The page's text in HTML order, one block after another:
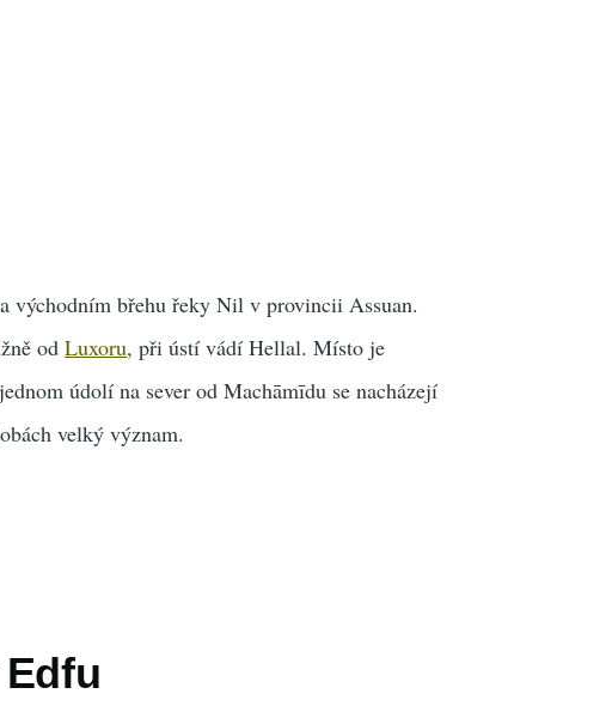
východním břehu řeky Nil v provincii Assuan.
odLuxoru, při ústí vádí Hellal. Místo je
údolí na sever od Machāmīdu se nacházejí
velký význam.